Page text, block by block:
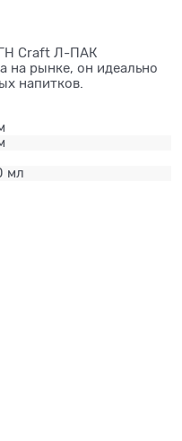
Craft Л-ПАК
на рынке, он идеально
напитков.
мл